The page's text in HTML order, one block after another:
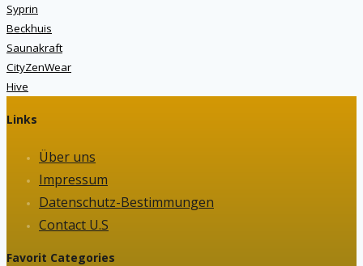
Syprin
Beckhuis
Saunakraft
CityZenWear
Hive
Links
Über uns
Impressum
Datenschutz-Bestimmungen
Contact U.S
Favorit Categories